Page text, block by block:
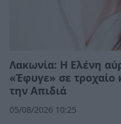
Λακωνία: Η Ελένη
«Έφυγε» σε τροχαίο
την Απιδιά
05/08/2026 10:25